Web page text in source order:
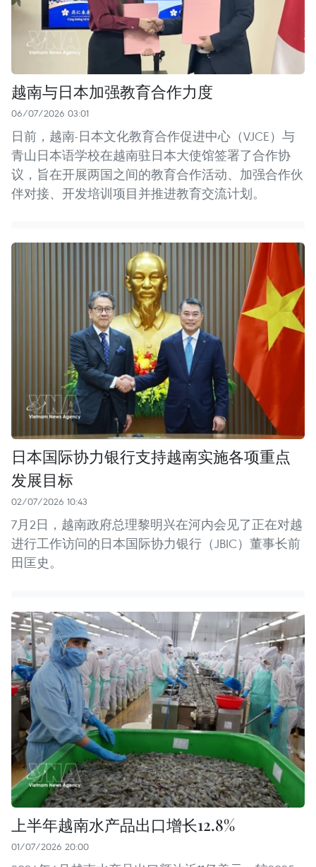
越南与日本加强教育合作力度
06/07/2026 03:01
日前，越南-日本文化教育合作促进中心（VJCE）与
青山日本语学校在越南驻日本大使馆签署了合作协
议，旨在开展两国之间的教育合作活动、加强合作伙
伴对接、开发培训项目并推进教育交流计划。
日本国际协力银行支持越南实施各项重点
发展目标
02/07/2026 10:43
7月2日，越南政府总理黎明兴在河内会见了正在对越
进行工作访问的日本国际协力银行（JBIC）董事长前
田匡史。
上半年越南水产品出口增长12.8%
01/07/2026 20:00